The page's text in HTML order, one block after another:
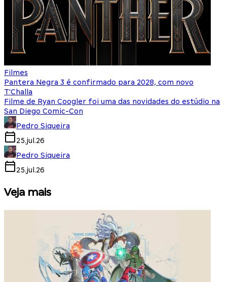
Filmes
Pantera Negra 3 é confirmado para 2028, com novo
T'Challa
Filme de Ryan Coogler foi uma das novidades do estúdio na
San Diego Comic-Con
Pedro Siqueira
25.jul.26
Pedro Siqueira
25.jul.26
Veja mais